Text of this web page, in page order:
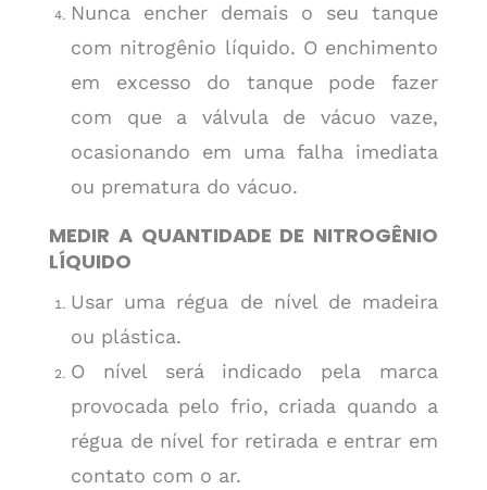
Nunca encher demais o seu tanque
com nitrogênio líquido. O enchimento
em excesso do tanque pode fazer
com que a válvula de vácuo vaze,
ocasionando em uma falha imediata
ou prematura do vácuo.
MEDIR A QUANTIDADE DE NITROGÊNIO
LÍQUIDO
Usar uma régua de nível de madeira
ou plástica.
O nível será indicado pela marca
provocada pelo frio, criada quando a
régua de nível for retirada e entrar em
contato com o ar.